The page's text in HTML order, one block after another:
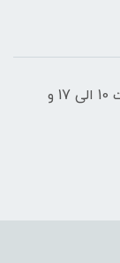
زمان پاسخگویی از شنبه تا چهارشنبه از ساعت 10 الی 17 و